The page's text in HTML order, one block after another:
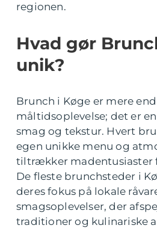
regionen.
Hvad gør
unik?
Brunch i Køge er mere
måltidsoplevelse; det er
smag og tekstur. Hvert
egen unikke menu og
tiltrækker madentusiaster
De fleste brunchsteder i
deres fokus på lokale
smagsoplevelser, der
traditioner og kulinariske